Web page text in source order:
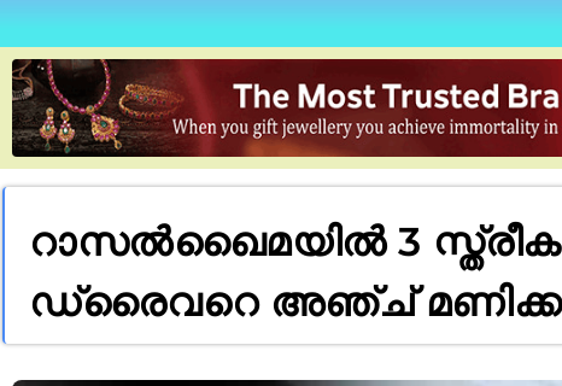
റാസൽഖൈമയിൽ 3 സ്ത്രീകളെ
ഡ്രൈവറെ അഞ്ച്